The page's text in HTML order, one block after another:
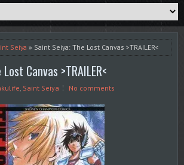
Seiya » Saint Seiya: The Lost Canvas >TRAILER<
Canvas >TRAILER<
, Saint Seiya No comments